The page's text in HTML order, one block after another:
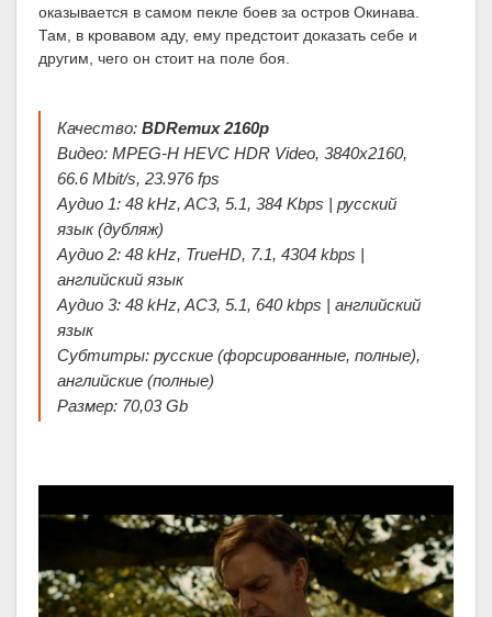
оказывается в самом пекле боев за остров Окинава.
Там, в кровавом аду, ему предстоит доказать себе и
другим, чего он стоит на поле боя.
Качество:BDRemux 2160p
Видео: MPEG-H HEVC HDR Video, 3840x2160,
66.6 Mbit/s, 23.976 fps
Аудио 1: 48 kHz, AC3, 5.1, 384 Kbps | русский
язык (дубляж)
Аудио 2: 48 kHz, TrueHD, 7.1, 4304 kbps |
английский язык
Аудио 3: 48 kHz, AC3, 5.1, 640 kbps | английский
язык
Субтитры: русские (форсированные, полные),
английские (полные)
Размер: 70,03 Gb